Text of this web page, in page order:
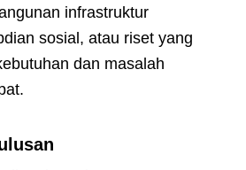
infrastruktur
sosial, atau riset yang
dan masalah